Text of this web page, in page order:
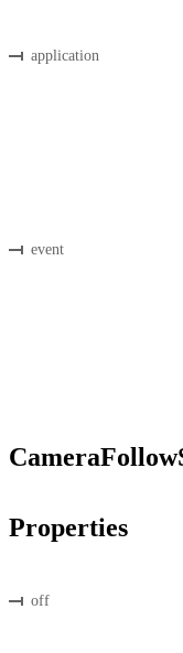
application
event
Properties
off